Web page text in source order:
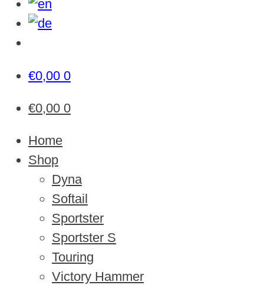
€0,00 0
€0,00 0
Home
Shop
Dyna
Softail
Sportster
Sportster S
Touring
Victory Hammer